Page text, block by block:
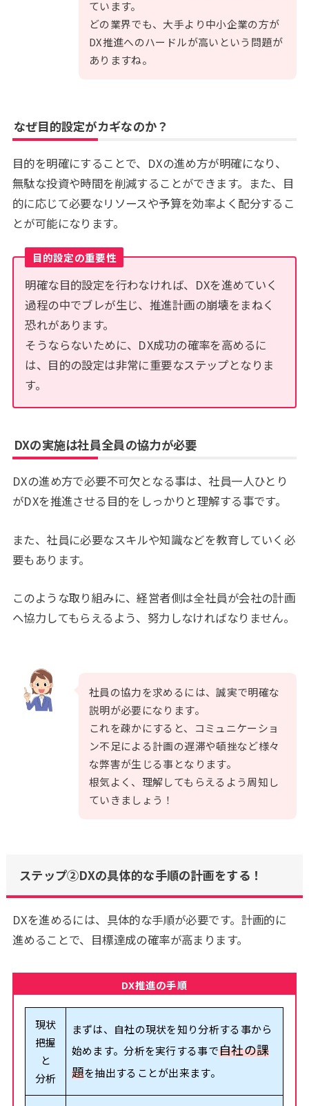
ています。
どの業界でも、大手より中小企業の方が
DX推進へのハードルが高いという問題が
ありますね。
なぜ目的設定がカギなのか？
目的を明確にすることで、DXの進め方が明確になり、
無駄な投資や時間を削減することができます。また、目
的に応じて必要なリソースや予算を効率よく配分するこ
とが可能になります。
目的設定の重要性
明確な目的設定を行わなければ、DXを進めていく
過程の中でブレが生じ、推進計画の崩壊をまねく
恐れがあります。
そうならないために、DX成功の確率を高めるに
は、目的の設定は非常に重要なステップとなりま
す。
DXの実施は社員全員の協力が必要
DXの進め方で必要不可欠となる事は、社員一人ひとり
がDXを推進させる目的をしっかりと理解する事です。
また、社員に必要なスキルや知識などを教育していく必
要もあります。
このような取り組みに、経営者側は全社員が会社の計画
へ協力してもらえるよう、努力しなければなりません。
社員の協力を求めるには、誠実で明確な
説明が必要になります。
これを疎かにすると、コミュニケーショ
ン不足による計画の遅滞や頓挫など様々
な弊害が生じる事となります。
根気よく、理解してもらえるよう周知し
ていきましょう！
ステップ②DXの具体的な手順の計画をする！
DXを進めるには、具体的な手順が必要です。計画的に
進めることで、目標達成の確率が高まります。
DX推進の手順
現状
把握
と
分析
まずは、自社の現状を知り分析する事から
始めます。分析を実行する事で自社の課
題を抽出することが出来ます。